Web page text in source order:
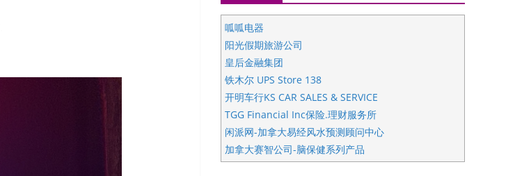
呱呱电器
阳光假期旅游公司
皇后金融集团
铁木尔 UPS Store 138
开明车行KS CAR SALES & SERVICE
TGG Financial Inc保险.理财服务所
闲派网-加拿大易经风水预测顾问中心
加拿大赛智公司-脑保健系列产品
五星国艺拍卖及评估公司